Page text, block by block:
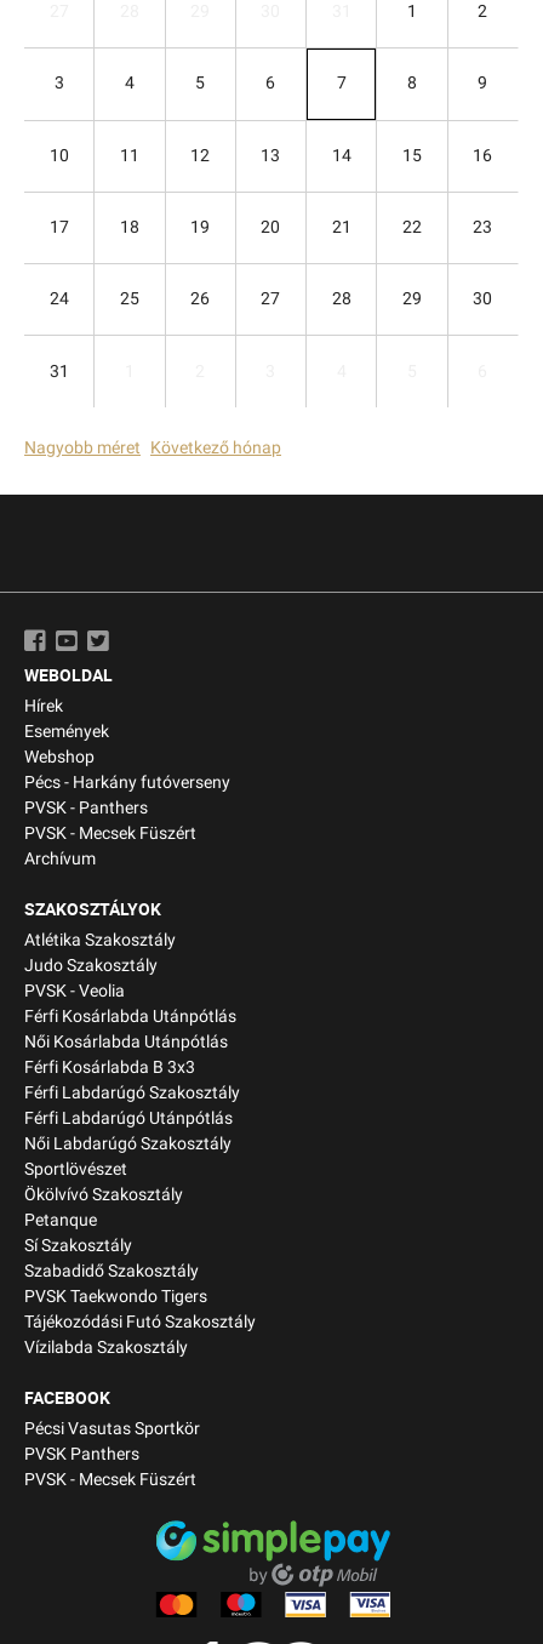
1 2
3 4 5 6 7 8 9
10 11 12 13 14 15 16
17 18 19 20 21 22 23
24 25 26 27 28 29 30
31
Nagyobb méret Következő hónap
WEBOLDAL
Hírek
Események
Webshop
Pécs - Harkány futóverseny
PVSK - Panthers
PVSK - Mecsek Füszért
Archívum
SZAKOSZTÁLYOK
Atlétika Szakosztály
Judo Szakosztály
PVSK - Veolia
Férfi Kosárlabda Utánpótlás
Női Kosárlabda Utánpótlás
Férfi Kosárlabda B 3x3
Férfi Labdarúgó Szakosztály
Férfi Labdarúgó Utánpótlás
Női Labdarúgó Szakosztály
Sportlövészet
Ökölvívó Szakosztály
Petanque
Sí Szakosztály
Szabadidő Szakosztály
PVSK Taekwondo Tigers
Tájékozódási Futó Szakosztály
Vízilabda Szakosztály
FACEBOOK
Pécsi Vasutas Sportkör
PVSK Panthers
PVSK - Mecsek Füszért